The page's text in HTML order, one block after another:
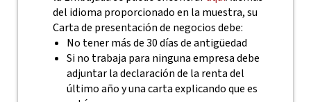
del idioma proporcionado en la muestra, su
Carta de presentación de negocios debe:
No tener más de 30 días de antigüedad
Si no trabaja para ninguna empresa debe
adjuntar la declaración de la renta del
último año y una carta explicando que es